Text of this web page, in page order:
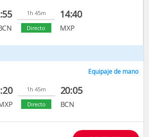
1h 45m
Directo
14:40
MXP
Equipaje de mano
1h 45m
Directo
20:05
BCN